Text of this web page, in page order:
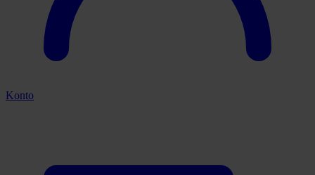
Konto